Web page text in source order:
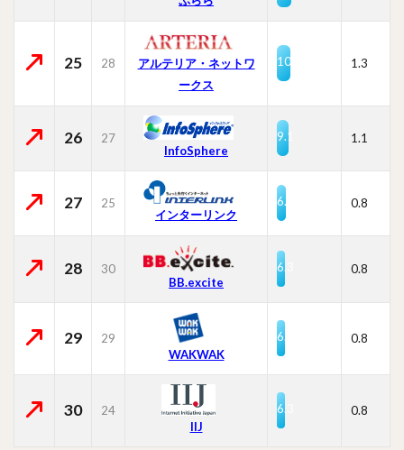
25 28
アルテリア・ネットワ
ークス
10.3 1.3
26
27
InfoSphere
9.1 1.1
27
25
インターリンク
6.8 0.8
28
30
BB.excite
6.3 0.8
29
29
WAKWAK
6.3 0.8
30
24
IIJ
6.3 0.8